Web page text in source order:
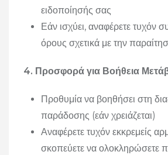
ειδοποίησής σας
Εάν ισχύει, αναφέρετε τυχόν
όρους σχετικά με την
4. Προσφορά για Βοήθεια
Προθυμία να βοηθήσει στη
παράδοσης (εάν χρειάζεται)
Αναφέρετε τυχόν εκκρεμείς
σκοπεύετε να ολοκληρώσετε